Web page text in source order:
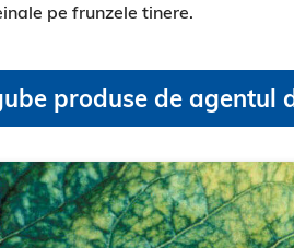
pe frunzele tinere.
produse de agentul